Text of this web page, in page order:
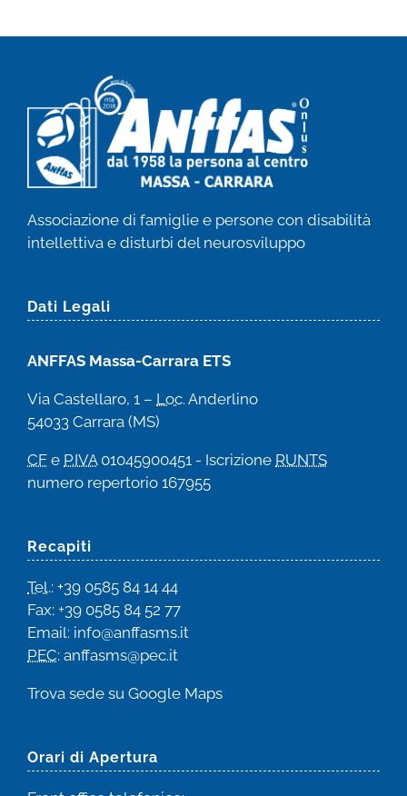
Associazione di famiglie e persone con disabilità
intellettiva e disturbi del neurosviluppo
Dati Legali
ANFFAS Massa-Carrara ETS
Via Castellaro, 1 – Loc. Anderlino
54033 Carrara (MS)
CF e P.IVA01045900451 - Iscrizione RUNTS
numero repertorio 167955
Recapiti
Tel.: +39 0585 84 14 44
Fax: +39 0585 84 52 77
Email: info@anffasms.it
PEC: anffasms@pec.it
Trova sede su Google Maps
Orari di Apertura